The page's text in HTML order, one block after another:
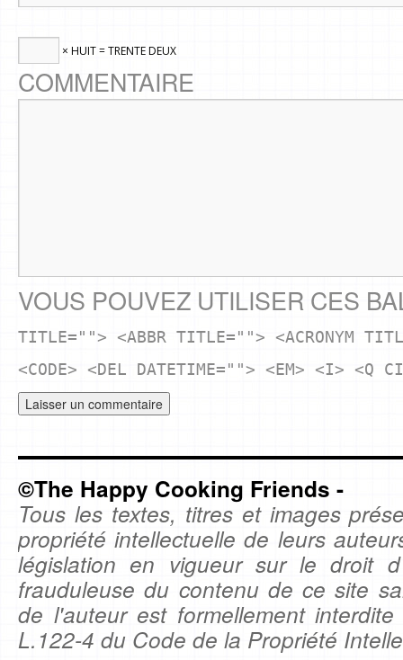
× HUIT = TRENTE DEUX
COMMENTAIRE
VOUS POUVEZ UTILISER CES
TITLE=""> <ABBR TITLE=""> <ACRONYM
<CODE> <DEL DATETIME=""> <EM> <I> <Q
©The Happy Cooking Friends -
Tous les textes, titres et images
propriété intellectuelle de leurs
législation en vigueur sur le droit
frauduleuse du contenu de ce site
de l'auteur est formellement
L.122-4 du Code de la Propriété